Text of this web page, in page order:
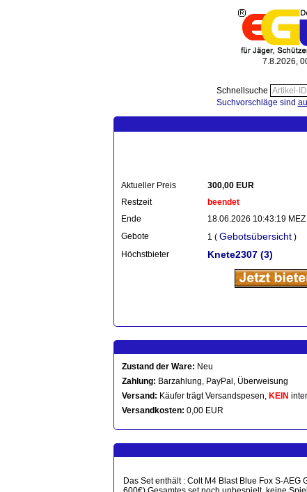
7.8.2026,
Schnellsuche
Suchvorschläge sind
Aktueller Preis
300,00 EUR
Restzeit
beendet
Ende
18.06.2026 10:43:19 MEZ
Gebote
1 ( Gebotsübersicht )
Höchstbieter
Knete2307 (3)
Zustand der Ware: Neu
Zahlung: Barzahlung, PayPal, Überweisung
Versand: Käufer trägt Versandspesen, KEIN
Versandkosten: 0,00 EUR
Das Set enthält : Colt M4 Blast Blue Fox S-